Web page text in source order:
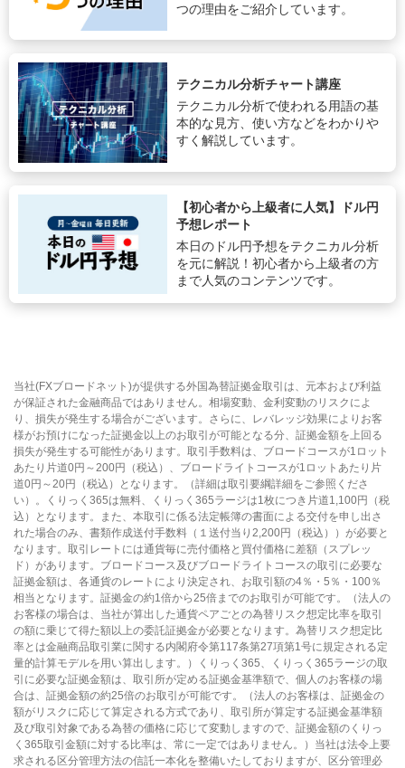
つの理由をご紹介しています。
テクニカル分析チャート講座
テクニカル分析で使われる用語の基
本的な見方、使い方などをわかりや
すく解説しています。
【初心者から上級者に人気】ドル円
予想レポート
本日のドル円予想をテクニカル分析
を元に解説！初心者から上級者の方
まで人気のコンテンツです。
当社(FXブロードネット)が提供する外国為替証拠金取引は、元本および利益
が保証された金融商品ではありません。相場変動、金利変動のリスクによ
り、損失が発生する場合がございます。さらに、レバレッジ効果によりお客
様がお預けになった証拠金以上のお取引が可能となる分、証拠金額を上回る
損失が発生する可能性があります。取引手数料は、ブロードコースが1ロット
あたり片道0円～200円（税込）、ブロードライトコースが1ロットあたり片
道0円～20円（税込）となります。（詳細は取引要綱詳細をご参照くださ
い）。くりっく365は無料、くりっく365ラージは1枚につき片道1,100円（税
込）となります。また、本取引に係る法定帳簿の書面による交付を申し出さ
れた場合のみ、書類作成送付手数料（１送付当り2,200円（税込））が必要と
なります。取引レートには通貨毎に売付価格と買付価格に差額（スプレッ
ド）があります。ブロードコース及びブロードライトコースの取引に必要な
証拠金額は、各通貨のレートにより決定され、お取引額の4％・5％・100％
相当となります。証拠金の約1倍から25倍までのお取引が可能です。（法人の
お客様の場合は、当社が算出した通貨ペアごとの為替リスク想定比率を取引
の額に乗じて得た額以上の委託証拠金が必要となります。為替リスク想定比
率とは金融商品取引業に関する内閣府令第117条第27項第1号に規定される定
量的計算モデルを用い算出します。）くりっく365、くりっく365ラージの取
引に必要な証拠金額は、取引所が定める証拠金基準額で、個人のお客様の場
合は、証拠金額の約25倍のお取引が可能です。（法人のお客様は、証拠金の
額がリスクに応じて算定される方式であり、取引所が算定する証拠金基準額
及び取引対象である為替の価格に応じて変動しますので、証拠金額のくりっ
く365取引金額に対する比率は、常に一定ではありません。）当社は法令上要
求される区分管理方法の信託一本化を整備いたしておりますが、区分管理必